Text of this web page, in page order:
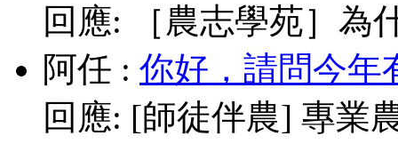
回應:
［農志學苑］為
阿任 : 你好，請問今年
回應: [師徒伴農] 專業